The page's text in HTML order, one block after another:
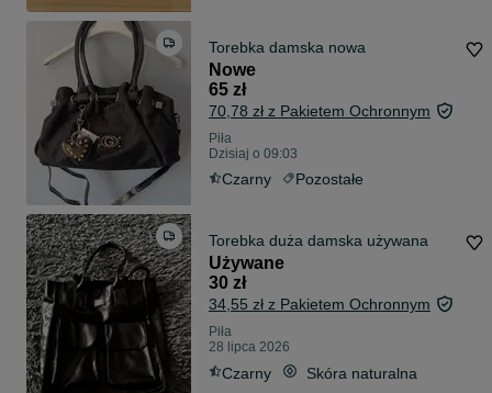
Torebka damska nowa
Nowe
65 zł
70,78 zł z Pakietem Ochronnym
Piła
Dzisiaj o 09:03
Czarny Pozostałe
Torebka duża damska używana
Używane
30 zł
34,55 zł z Pakietem Ochronnym
Piła
28 lipca 2026
Czarny Skóra naturalna